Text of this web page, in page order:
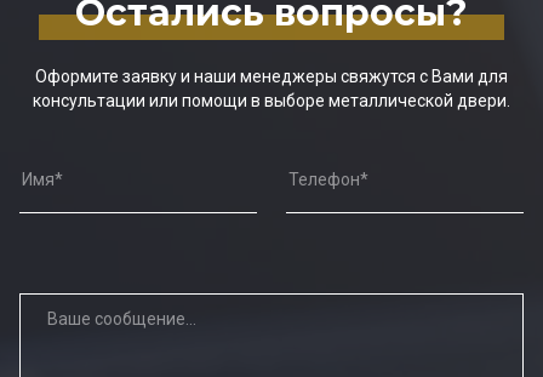
Остались вопросы?
Оформите заявку и наши менеджеры свяжутся с Вами для
консультации или помощи в выборе металлической двери.